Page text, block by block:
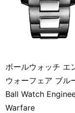
ボールウォッチ エ
ウォーフェア ブル
Ball Watch
Warfare